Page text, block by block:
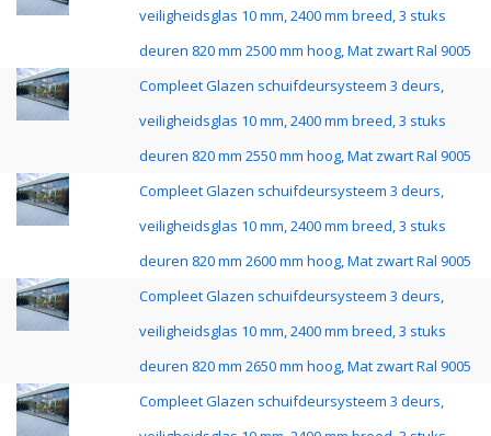
veiligheidsglas 10 mm, 2400 mm breed, 3 stuks
deuren 820 mm 2500 mm hoog, Mat zwart Ral 9005
Compleet Glazen schuifdeursysteem 3 deurs,
veiligheidsglas 10 mm, 2400 mm breed, 3 stuks
deuren 820 mm 2550 mm hoog, Mat zwart Ral 9005
Compleet Glazen schuifdeursysteem 3 deurs,
veiligheidsglas 10 mm, 2400 mm breed, 3 stuks
deuren 820 mm 2600 mm hoog, Mat zwart Ral 9005
Compleet Glazen schuifdeursysteem 3 deurs,
veiligheidsglas 10 mm, 2400 mm breed, 3 stuks
deuren 820 mm 2650 mm hoog, Mat zwart Ral 9005
Compleet Glazen schuifdeursysteem 3 deurs,